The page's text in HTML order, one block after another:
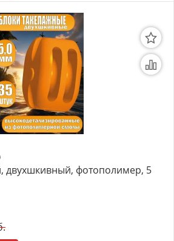
двухшкивный, фотополимер, 5